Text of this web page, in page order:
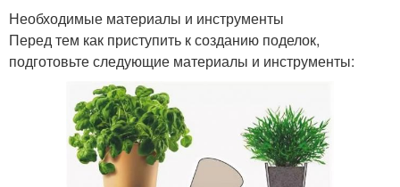
Необходимые материалы и инструменты
Перед тем как приступить к созданию поделок,
подготовьте следующие материалы и инструменты: